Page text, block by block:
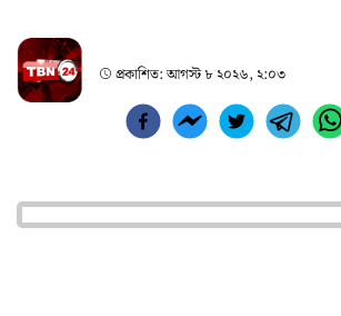
প্রকাশিত:আগস্ট ৮ ২০২৬, ২:০৩